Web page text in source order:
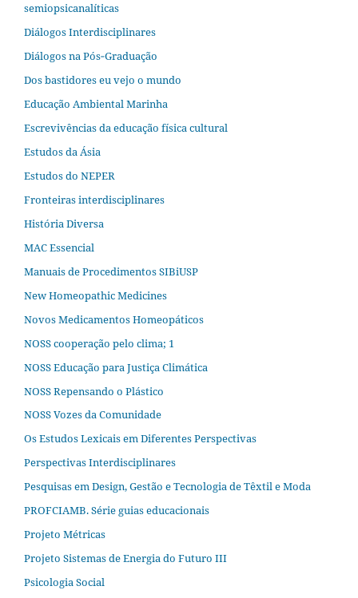
semiopsicanalíticas
Diálogos Interdisciplinares
Diálogos na Pós‐Graduação
Dos bastidores eu vejo o mundo
Educação Ambiental Marinha
Escrevivências da educação física cultural
Estudos da Ásia​
Estudos do NEPER
Fronteiras interdisciplinares
História Diversa
MAC Essencial
Manuais de Procedimentos SIBiUSP
New Homeopathic Medicines
Novos Medicamentos Homeopáticos
NOSS cooperação pelo clima; 1
NOSS Educação para Justiça Climática
NOSS Repensando o Plástico
NOSS Vozes da Comunidade
Os Estudos Lexicais em Diferentes Perspectivas
Perspectivas Interdisciplinares
Pesquisas em Design, Gestão e Tecnologia de Têxtil e Moda
PROFCIAMB. Série guias educacionais
Projeto Métricas
Projeto Sistemas de Energia do Futuro III
Psicologia Social